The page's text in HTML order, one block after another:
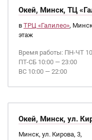
Окей, Минск, ТЦ
в ТРЦ «Галилео»,
этаж
Время работы: ПН-ЧТ
ПТ-СБ 10:00 — 23:00
ВС 10:00 — 22:00
Окей, Минск, ул.
Минск, ул. Кирова, 3,